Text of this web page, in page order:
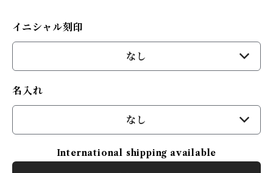
イニシャル刻印
なし
名入れ
なし
International shipping available